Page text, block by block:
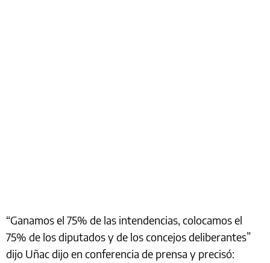
“Ganamos el 75% de las intendencias, colocamos el
75% de los diputados y de los concejos deliberantes”
dijo Uñac dijo en conferencia de prensa y precisó: